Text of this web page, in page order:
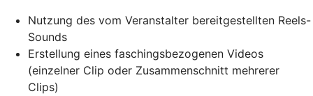
Nutzung des vom Veranstalter bereitgestellten Reels-
Sounds
Erstellung eines faschingsbezogenen Videos
(einzelner Clip oder Zusammenschnitt mehrerer
Clips)